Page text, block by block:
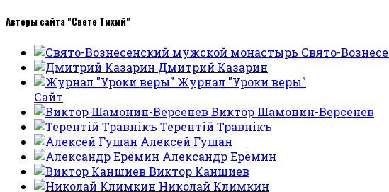
Авторы сайта "Свете Тихий"
Свято-
Дмитрий Казарин
Журнал "Уроки веры"
Сайт
Виктор Шамонин-Версенев
Терентiй Травнiкъ
Алексей Гушан
Александр Ерёмин
Виктор Каншиев
Николай Климкин